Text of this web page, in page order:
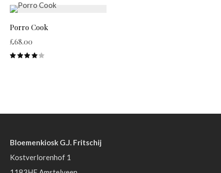
Porro Cook
£68.00
Bloemenkiosk G.J. Fritschij
Kostverlorenhof 1